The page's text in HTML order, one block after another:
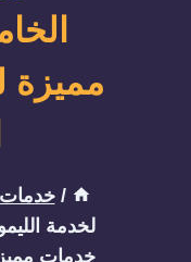
مميزة
/ خدمات
لخدمة
خدمات